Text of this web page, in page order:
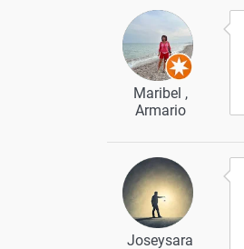
Maribel ,
Armario
Joseysara